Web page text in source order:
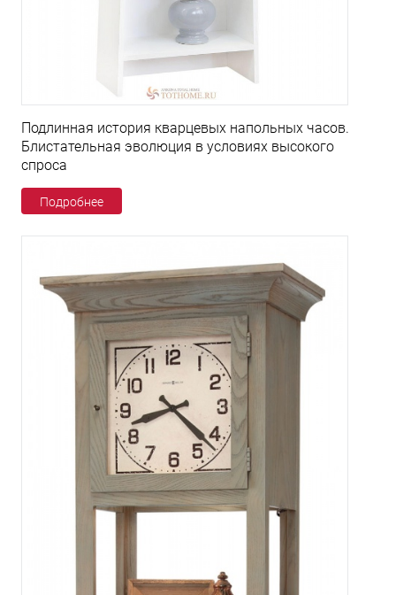
Подлинная история кварцевых напольных часов.
Блистательная эволюция в условиях высокого
спроса
Подробнее